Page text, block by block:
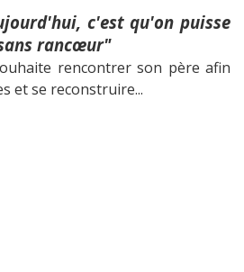
c'est qu'on puisse
rancœur"
rencontrer son père afin
et se reconstruire...